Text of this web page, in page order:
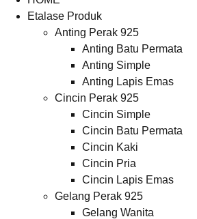
Etalase Produk
Anting Perak 925
Anting Batu Permata
Anting Simple
Anting Lapis Emas
Cincin Perak 925
Cincin Simple
Cincin Batu Permata
Cincin Kaki
Cincin Pria
Cincin Lapis Emas
Gelang Perak 925
Gelang Wanita